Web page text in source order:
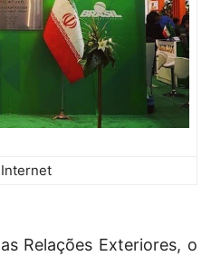
Relações Exteriores, o